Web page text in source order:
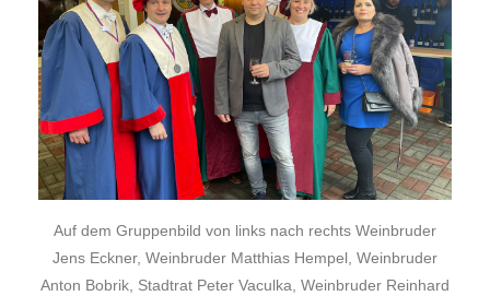
Auf dem Gruppenbild von links nach rechts Weinbruder
Jens Eckner, Weinbruder Matthias Hempel, Weinbruder
Anton Bobrik, Stadtrat Peter Vaculka, Weinbruder Reinhard